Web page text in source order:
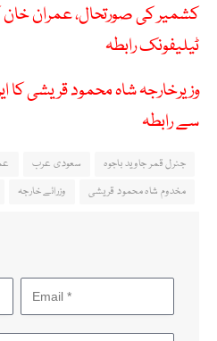
کشمیر کی صورتحال، عمران
ٹیلیفونک رابطہ
وزیرخارجہ شاہ محمود قریشی کا
سے رابطہ
جنرل قمر جاوید باجوہ سعودی عرب
مخدوم شاہ محمود قریشی
وزرائے خارجہ